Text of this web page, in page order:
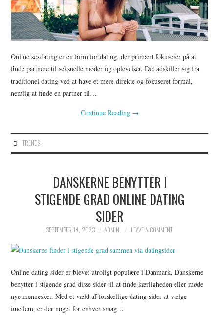
Online sexdating er en form for dating, der primært fokuserer på at
finde partnere til seksuelle møder og oplevelser. Det adskiller sig fra
traditionel dating ved at have et mere direkte og fokuseret formål,
nemlig at finde en partner til…
Continue Reading →
TRENDS
DANSKERNE BENYTTER I
STIGENDE GRAD ONLINE DATING
SIDER
SEPTEMBER 14, 2023 ADMIN LEAVE A COMMENT
Online dating sider er blevet utroligt populære i Danmark. Danskerne
benytter i stigende grad disse sider til at finde kærligheden eller møde
nye mennesker. Med et væld af forskellige dating sider at vælge
imellem, er der noget for enhver smag…